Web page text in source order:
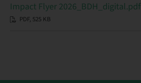
Impact Flyer 2026_BDH_digital.pdf
PDF, 525 KB